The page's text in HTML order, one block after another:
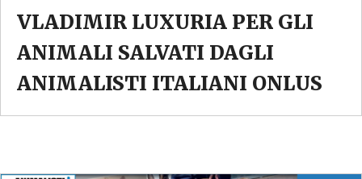
VLADIMIR LUXURIA PER GLI
ANIMALI SALVATI DAGLI
ANIMALISTI ITALIANI ONLUS